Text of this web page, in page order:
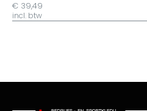
€ 39,49
incl. btw